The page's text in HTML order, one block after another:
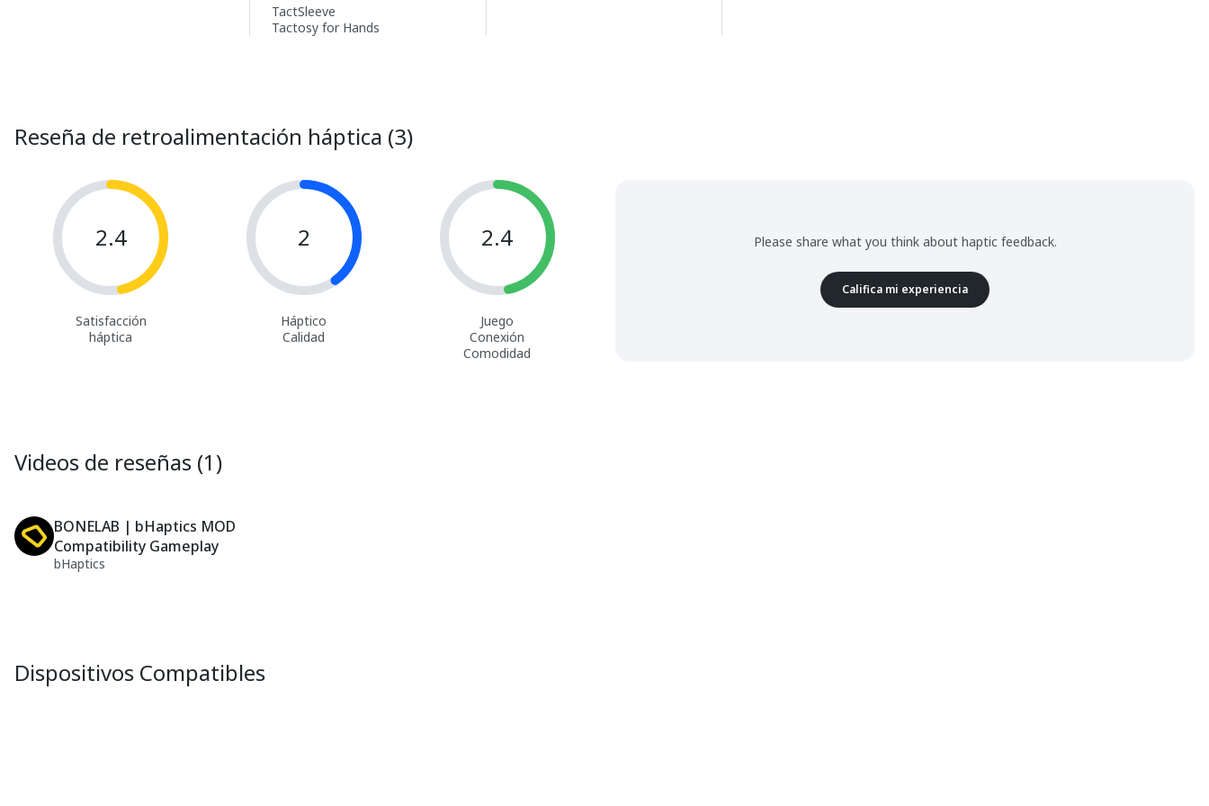
TactSleeve
Tactosy for Hands
Reseña de retroalimentación háptica (3)
2.4
Satisfacción
háptica
2
Háptico
Calidad
2.4
Juego
Conexión
Comodidad
Please share what you think about haptic feedback.
Califica mi experiencia
Videos de reseñas (1)
BONELAB | bHaptics MOD
Compatibility Gameplay
bHaptics
Dispositivos Compatibles